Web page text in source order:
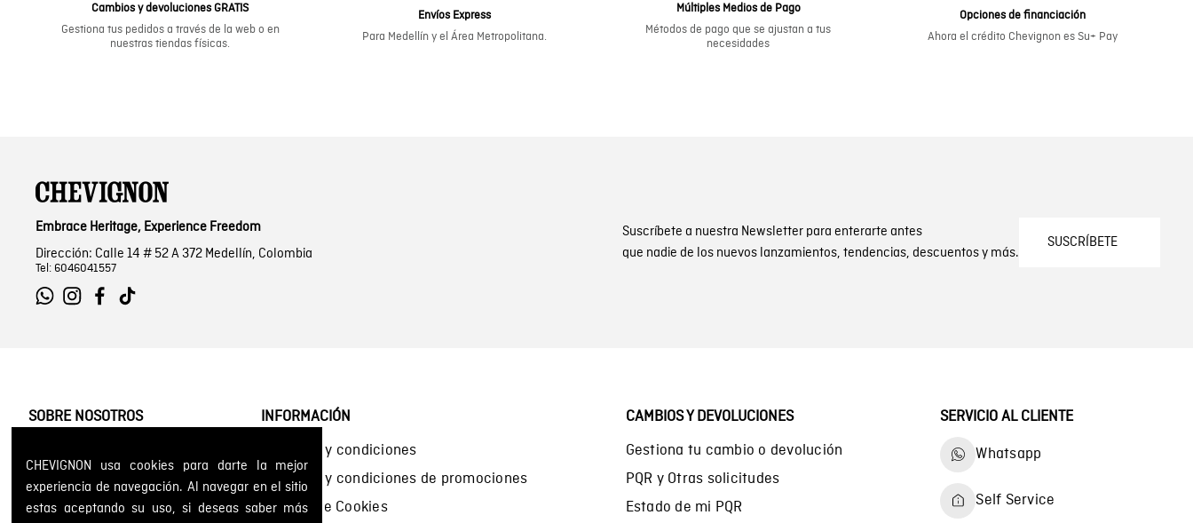
CHEVIGNON usa cookies para darte la mejor
experiencia de navegación. Al navegar en el sitio
estas aceptando su uso, si deseas saber más
Cambios y devoluciones GRATIS
Gestiona tus pedidos a través de la web o en
nuestras tiendas físicas.
Envíos Express
Para Medellín y el Área Metropolitana.
Múltiples Medios de Pago
Métodos de pago que se ajustan a tus
necesidades
Opciones de financiación
Ahora el crédito Chevignon es Su+ Pay
Suscríbete a nuestra Newsletter para enterarte antes
que nadie de los nuevos lanzamientos, tendencias, descuentos y más.
SUSCRÍBETE
Embrace Heritage, Experience Freedom
Dirección: Calle 14 # 52 A 372 Medellín, Colombia
Tel: 6046041557
SOBRE NOSOTROS
Historia de la marca
Mapa del sitio
INFORMACIÓN
Términos y condiciones
Términos y condiciones de promociones
Política de Cookies
CAMBIOS Y DEVOLUCIONES
Gestiona tu cambio o devolución
PQR y Otras solicitudes
Estado de mi PQR
SERVICIO AL CLIENTE
Whatsapp
Self Service